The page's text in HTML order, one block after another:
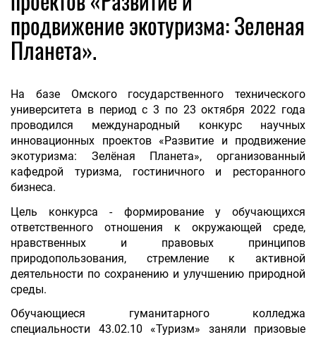
продвижение экотуризма: Зеленая
Планета».
На базе Омского государственного технического
университета в период с 3 по 23 октября 2022 года
проводился международный конкурс научных
инновационных проектов «Развитие и продвижение
экотуризма: Зелёная Планета», организованный
кафедрой туризма, гостиничного и ресторанного
бизнеса.
Цель конкурса - формирование у обучающихся
ответственного отношения к окружающей среде,
нравственных и правовых принципов
природопользования, стремление к активной
деятельности по сохранению и улучшению природной
среды.
Обучающиеся гуманитарного колледжа
специальности 43.02.10 «Туризм» заняли призовые